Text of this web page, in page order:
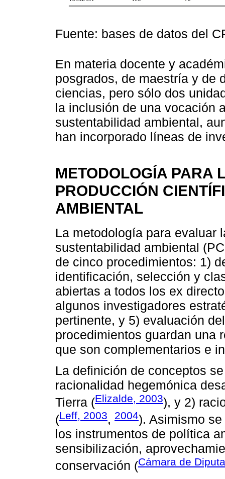
Fuente: bases de datos del
En materia docente y
posgrados, de maestría y de
ciencias, pero sólo dos
la inclusión de una vocación
sustentabilidad ambiental,
han incorporado líneas de
METODOLOGÍA PARA
PRODUCCIÓN
AMBIENTAL
La metodología para evaluar
sustentabilidad ambiental
de cinco procedimientos: 1)
identificación, selección y
abiertas a todos los ex
algunos investigadores
pertinente, y 5) evaluación
procedimientos guardan una
que son complementarios e
La definición de conceptos
racionalidad hegemónica
Tierra (Elizalde, 2003), y 2)
(Leff, 2003, 2004). Asimismo
los instrumentos de política
sensibilización,
conservación (Cámara de